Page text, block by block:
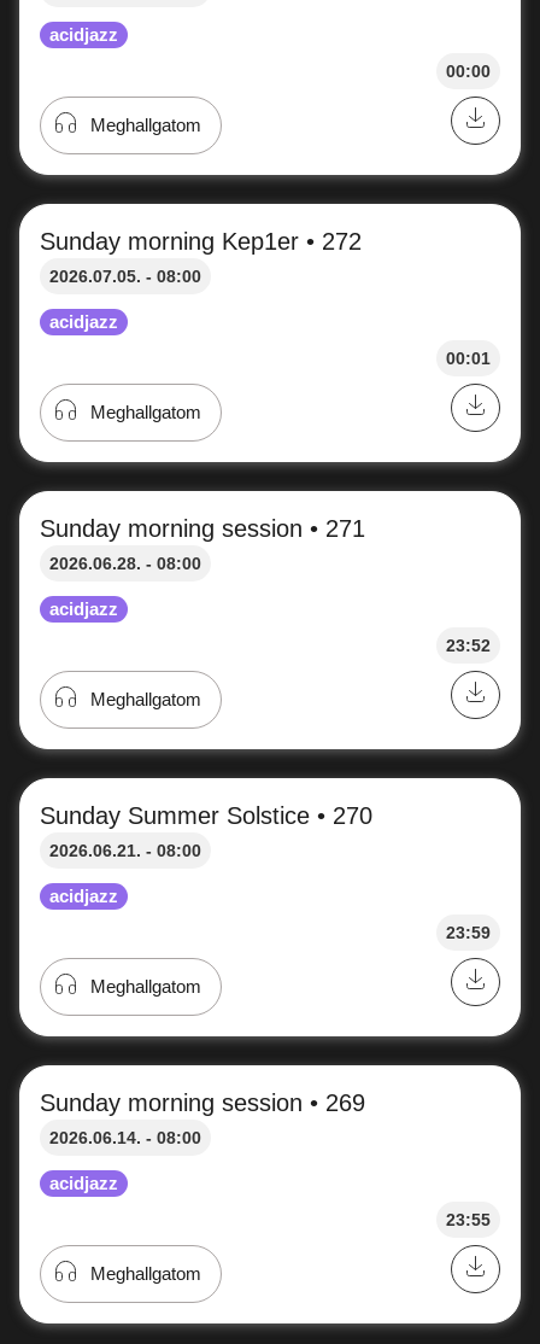
acidjazz
00:00
Meghallgatom
Sunday morning Kep1er • 272
2026.07.05. - 08:00
acidjazz
00:01
Meghallgatom
Sunday morning session • 271
acidjazz
Sunday Summer Solstice • 270